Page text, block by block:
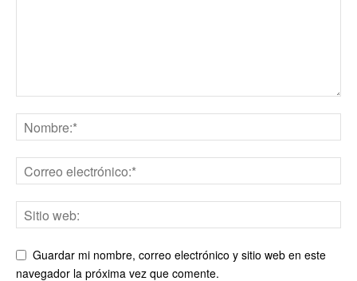
Guardar mi nombre, correo electrónico y sitio web en este
navegador la próxima vez que comente.